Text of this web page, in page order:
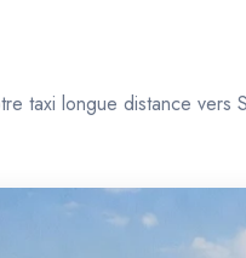
taxi longue distance